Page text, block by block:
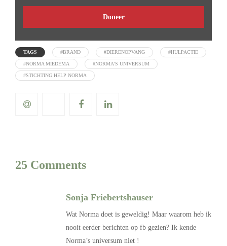
Doneer
TAGS #BRAND #DIERENOPVANG #HULPACTIE
#NORMA MIEDEMA #NORMA'S UNIVERSUM
#STICHTING HELP NORMA
25 Comments
Sonja Friebertshauser
Wat Norma doet is geweldig! Maar waarom heb ik
nooit eerder berichten op fb gezien? Ik kende
Norma’s universum niet !